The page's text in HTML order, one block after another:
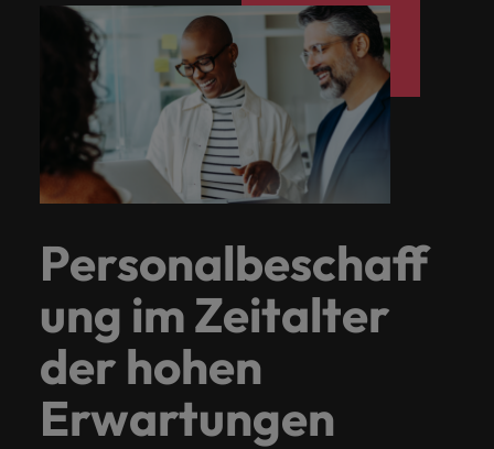
Personalbeschaff
ung im Zeitalter
der hohen
Erwartungen